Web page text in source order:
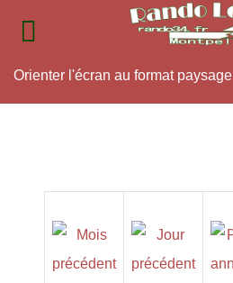
Orienter l'écran au format paysage